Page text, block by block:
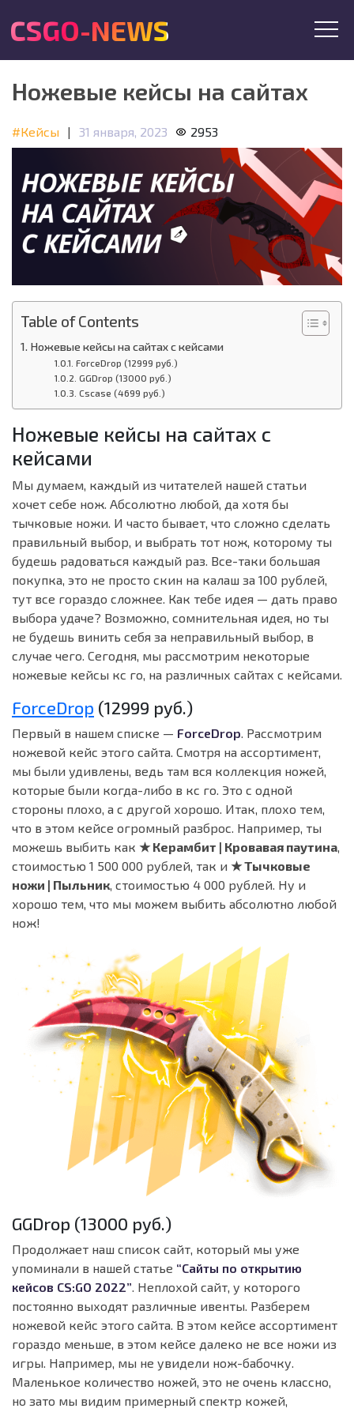
CSGO-NEWS
Ножевые кейсы на сайтах
#Кейсы | 31 января, 2023 2953
Table of Contents
Ножевые кейсы на сайтах с кейсами
ForceDrop (12999 руб.)
GGDrop (13000 руб.)
Cscase (4699 руб.)
Ножевые кейсы на сайтах с
кейсами
Мы думаем, каждый из читателей нашей статьи
хочет себе нож. Абсолютно любой, да хотя бы
тычковые ножи. И часто бывает, что сложно сделать
правильный выбор, и выбрать тот нож, которому ты
будешь радоваться каждый раз. Все-таки большая
покупка, это не просто скин на калаш за 100 рублей,
тут все гораздо сложнее. Как тебе идея — дать право
выбора удаче? Возможно, сомнительная идея, но ты
не будешь винить себя за неправильный выбор, в
случае чего. Сегодня, мы рассмотрим некоторые
ножевые кейсы кс го, на различных сайтах с кейсами.
ForceDrop (12999 руб.)
Первый в нашем списке — ForceDrop. Рассмотрим
ножевой кейс этого сайта. Смотря на ассортимент,
мы были удивлены, ведь там вся коллекция ножей,
которые были когда-либо в кс го. Это с одной
стороны плохо, а с другой хорошо. Итак, плохо тем,
что в этом кейсе огромный разброс. Например, ты
можешь выбить как ★ Керамбит | Кровавая паутина,
стоимостью 1 500 000 рублей, так и ★ Тычковые
ножи | Пыльник, стоимостью 4 000 рублей. Ну и
хорошо тем, что мы можем выбить абсолютно любой
нож!
GGDrop (13000 руб.)
Продолжает наш список сайт, который мы уже
упоминали в нашей статье “Сайты по открытию
кейсов CS:GO 2022”. Неплохой сайт, у которого
постоянно выходят различные ивенты. Разберем
ножевой кейс этого сайта. В этом кейсе ассортимент
гораздо меньше, в этом кейсе далеко не все ножи из
игры. Например, мы не увидели нож-бабочку.
Маленькое количество ножей, это не очень классно,
но зато мы видим примерный спектр кожей,